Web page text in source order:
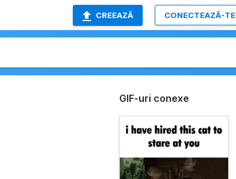
CREEAZĂ CONECTEAZĂ-TE
GIF-uri conexe